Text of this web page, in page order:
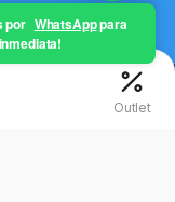
por WhatsApppara
Outlet